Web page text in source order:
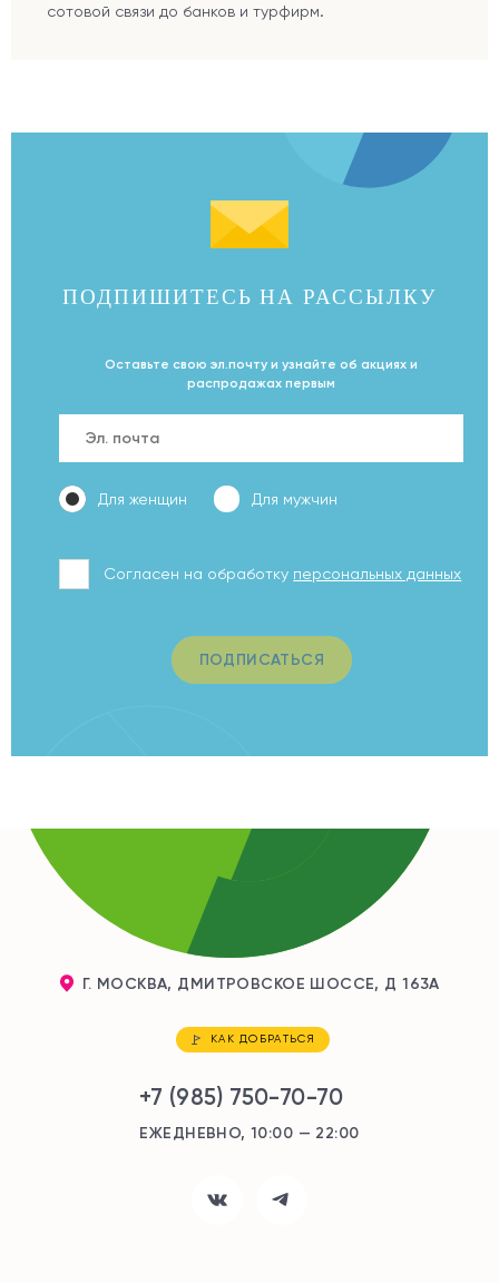
сотовой связи до банков и турфирм.
ПОДПИШИТЕСЬ НА РАССЫЛКУ
Оставьте свою эл.почту и узнайте об акциях и
распродажах первым
Для женщин Для мужчин
Согласен на обработку персональных данных
ПОДПИСАТЬСЯ
Г. МОСКВА, ДМИТРОВСКОЕ ШОССЕ, Д 163А
КАК ДОБРАТЬСЯ
+7 (985) 750-70-70
ЕЖЕДНЕВНО, 10:00 — 22:00